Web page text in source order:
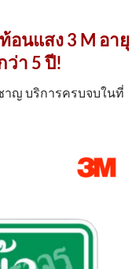
อนแสง 3 M อายุ
า 5 ปี!
าญ บริการครบจบในที่